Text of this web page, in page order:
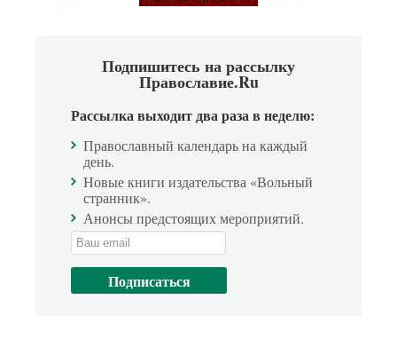
Подпишитесь на рассылку
Православие.Ru
Рассылка выходит два раза в неделю:
Православный календарь на каждый
день.
Новые книги издательства «Вольный
странник».
Анонсы предстоящих мероприятий.